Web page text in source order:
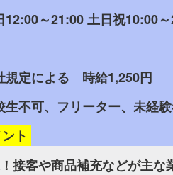
12:00～21:00 土日祝10:00
規定による 時給1,250円
生不可、フリーター、未経
ト
接客や商品補充などが主な